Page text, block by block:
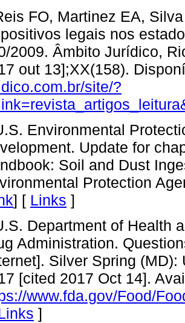
FO, Martinez EA,
legais nos
2009. Âmbito Jurídico,
out 13];XX(158).
site/?
Environmental
Update for
Soil and Dust
Protection
] [ Links ]
Department of Health
Administration.
Silver Spring
[cited 2017 Oct 14].
www.fda.gov/Food/
]